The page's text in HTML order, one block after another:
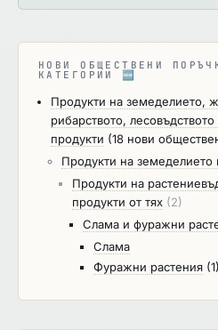
НОВИ ОБЩЕСТВЕНИ
КАТЕГОРИИ 🆕
Продукти на земеделието,
рибарството,
продукти (18 нови
Продукти на земеделието
Продукти на
продукти от тях (2)
Слама и фуражни
Слама
Фуражни растения (1)